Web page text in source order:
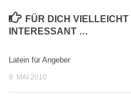
FÜR DICH
INTERESSANT …
Latein für Angeber
9. MAI 2010